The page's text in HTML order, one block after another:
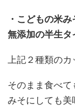
・こどもの米
無添加の半生タ
上記２種類の
そのまま食べ
みそにしても美